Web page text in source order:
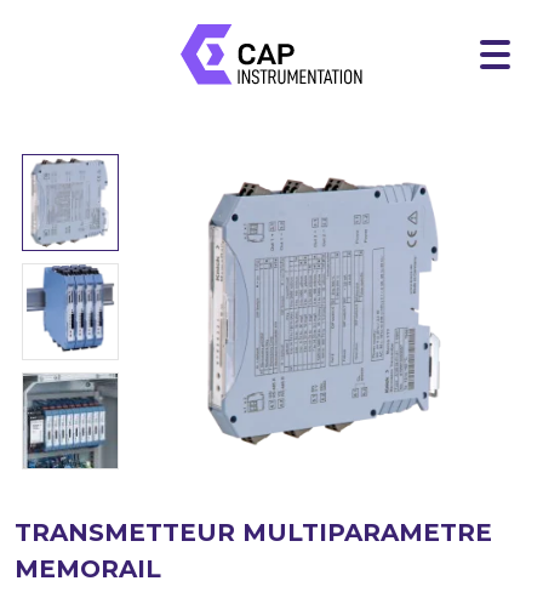
TRANSMETTEUR MULTIPARAMETRE
MEMORAIL